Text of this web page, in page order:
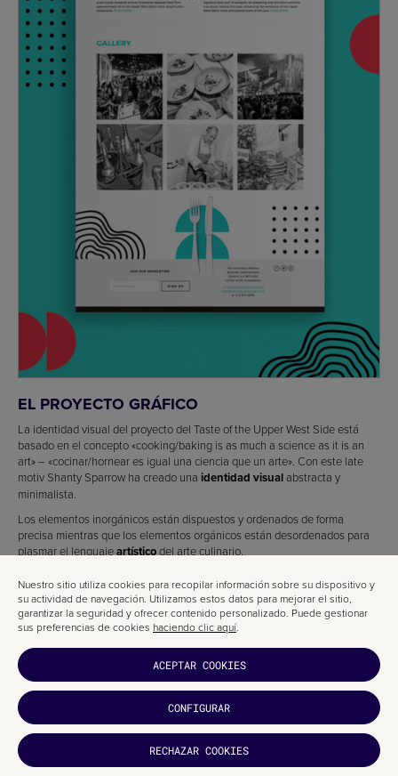
EL PROYECTO GRÁFICO
La identidad visual del proyecto del Taste of the Upper West Side está
basado en el concepto «cooking/baking is as much a science as it is an
art» – «cocinar/hornear es igual una ciencia que un arte». Con este late
motiv Shanty Sparrow ha creado una identidad visualabstracta y
minimalista.
Los elementos inorgánicos están dispuestos y ordenados de forma
precisa mientras que los elementos orgánicos están desordenados para
plasmar el lenguajeartísticodel arte culinario.
proyecto
identidad
visualcrea una nueva armonía basada en su estilo opuesto al igual que
sucede en la cocina.
Ya por último solo destacar que laidentidad visual
elGold in Branding 2019 de Indigo, enhorabuena!
GUSTADO?
SUCRÍBETE
Nuestro sitio utiliza cookies para recopilar información sobre su dispositivo y
su actividad de navegación. Utilizamos estos datos para mejorar el sitio,
garantizar la seguridad y ofrecer contenido personalizado. Puede gestionar
sus preferencias de cookies haciendo clic aquí.
ACEPTAR COOKIES
CONFIGURAR
RECHAZAR COOKIES